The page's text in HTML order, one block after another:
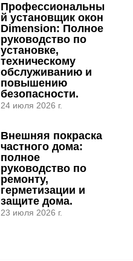
Профессиональны
й установщик окон
Dimension: Полное
руководство по
установке,
техническому
обслуживанию и
повышению
безопасности.
24 июля 2026 г.
Внешняя покраска
частного дома:
полное
руководство по
ремонту,
герметизации и
защите дома.
23 июля 2026 г.